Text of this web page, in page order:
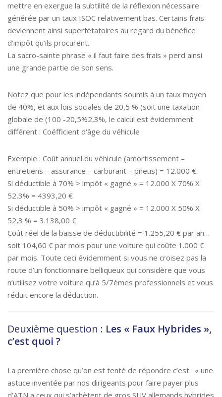
mettre en exergue la subtilité de la réflexion nécessaire
générée par un taux ISOC relativement bas. Certains frais
deviennent ainsi superfétatoires au regard du bénéfice
d’impôt qu’ils procurent.
La sacro-sainte phrase « il faut faire des frais » perd ainsi
une grande partie de son sens.
Notez que pour les indépendants soumis à un taux moyen
de 40%, et aux lois sociales de 20,5 % (soit une taxation
globale de (100 -20,5%2,3%, le calcul est évidemment
différent : Coéfficient d'âge du véhicule
Exemple : Coût annuel du véhicule (amortissement –
entretiens – assurance – carburant – pneus) = 12.000 €.
Si déductible à 70% > impôt « gagné » = 12.000 X 70% X
52,3% = 4393,20 €
Si déductible à 50% > impôt « gagné » = 12.000 X 50% X
52,3 % = 3.138,00 €
Coût réel de la baisse de déductibilité = 1.255,20 € par an…
soit 104,60 € par mois pour une voiture qui coûte 1.000 €
par mois. Toute ceci évidemment si vous ne croisez pas la
route d’un fonctionnaire belliqueux qui considère que vous
n’utilisez votre voiture qu’à 5/7èmes professionnels et vous
réduit encore la déduction.
Deuxième question : Les « Faux Hybrides »,
c’est quoi ?
La première chose qu’on est tenté de répondre c’est : « une
astuce inventée par nos dirigeants pour faire payer plus
d’ATN a ceux qui s’achètent de gros SUV allemands hybrides